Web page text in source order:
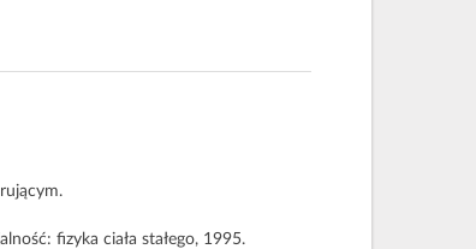
fizyka ciała stałego, 1995.